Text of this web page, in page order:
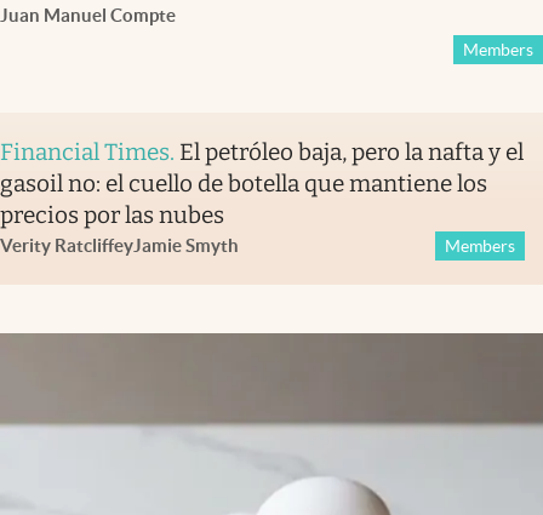
Juan Manuel Compte
Members
Financial Times. El petróleo baja, pero la nafta y el
gasoil no: el cuello de botella que mantiene los
precios por las nubes
Verity RatcliffeyJamie Smyth Members